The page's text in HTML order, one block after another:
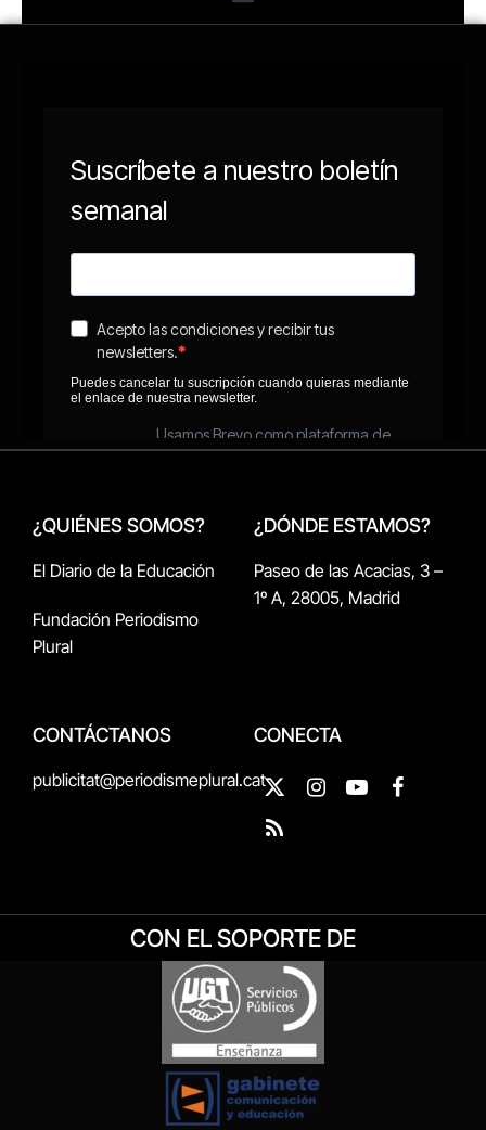
¿QUIÉNES SOMOS?
El Diario de la Educación
Fundación Periodismo
Plural
¿DÓNDE ESTAMOS?
Paseo de las Acacias, 3 –
1º A, 28005, Madrid
CONTÁCTANOS
publicitat@periodismeplural.cat
CONECTA
X
(Twitter)
InstagramYouTubeFacebook
RSS
CON EL SOPORTE DE